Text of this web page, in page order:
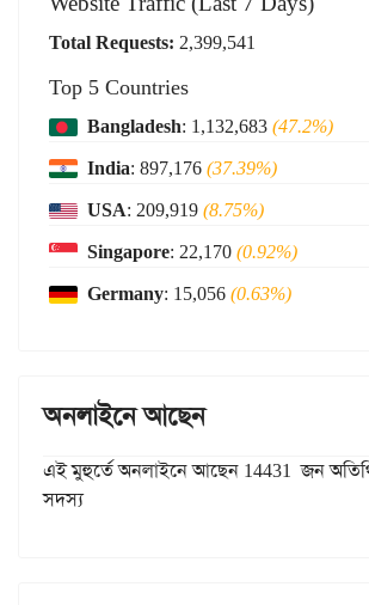
Total Requests: 2,399,541
Top 5 Countries
Bangladesh: 1,132,683(47.2%)
India: 897,176(37.39%)
USA: 209,919(8.75%)
Singapore: 22,170(0.92%)
Germany: 15,056(0.63%)
অনলাইনে আছেন
এই মুহুর্তে অনলাইনে আছেন 14431 জন
সদস্য